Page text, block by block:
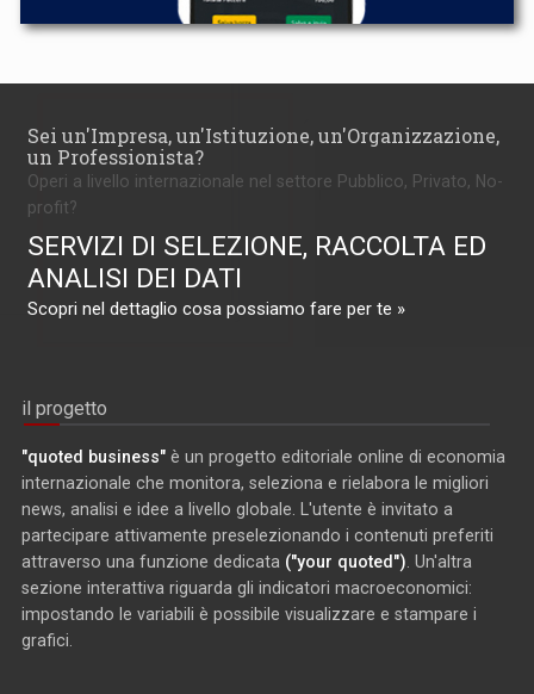
Sei un'Impresa, un'Istituzione, un'Organizzazione,
un Professionista?
Operi a livello internazionale nel settore Pubblico, Privato, No-
profit?
SERVIZI DI SELEZIONE, RACCOLTA ED
ANALISI DEI DATI
Scopri nel dettaglio cosa possiamo fare per te »
il progetto
"quoted business" è un progetto editoriale online di economia
internazionale che monitora, seleziona e rielabora le migliori
news, analisi e idee a livello globale. L'utente è invitato a
partecipare attivamente preselezionando i contenuti preferiti
attraverso una funzione dedicata ("your quoted") . Un'altra
sezione interattiva riguarda gli indicatori macroeconomici:
impostando le variabili è possibile visualizzare e stampare i
grafici.